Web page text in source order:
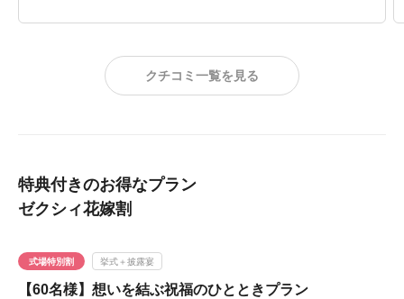
会場なので、友達も家族もみんな結婚式に呼びたいという
たい場合は、ラウンジでやることもできるし、別館にもア
ヴニールという、結婚式は外で、披露宴は中でできるとい
クチコミ一覧を見る
特典付きのお得なプラン
ゼクシィ花嫁割
式場特別割 挙式＋披露宴
【60名様】想いを結ぶ祝福のひとときプラン